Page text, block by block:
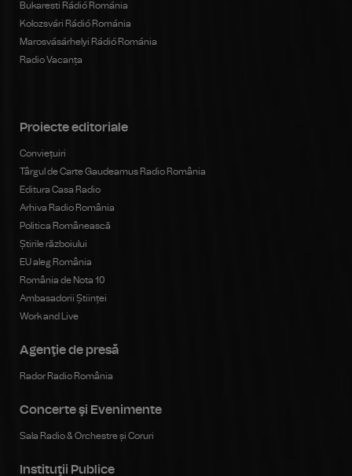
Bukaresti Rádió Románia
Kolozsvári Rádió Románia
Marosvásárhelyi Rádió Románia
Radio Vacanța
Proiecte editoriale
Conviețuiri
Târgul de Carte Gaudeamus Radio România
Editura Casa Radio
Arhiva Radio România
Politica Românească
Știrile războiului
EU aleg România
România de Nota 10
Ambasadorii Științei
Work and Live
Agenţie de presă
Rador Radio România
Concerte şi Evenimente
Sala Radio & Orchestre și Coruri
Instituţii Publice